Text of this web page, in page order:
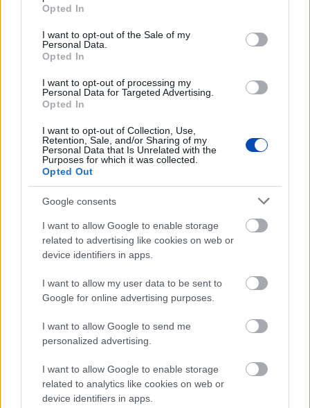
use your data for below specified purposes in below Google
consent section.
Opted In
I want to opt-out of the Sale of my
Personal Data.
Opted In
I want to opt-out of processing my
Personal Data for Targeted Advertising.
Opted In
I want to opt-out of Collection, Use,
Retention, Sale, and/or Sharing of my
Personal Data that Is Unrelated with the
Purposes for which it was collected.
Opted Out
Google consents
I want to allow Google to enable storage
related to advertising like cookies on web or
device identifiers in apps.
I want to allow my user data to be sent to
Google for online advertising purposes.
I want to allow Google to send me
personalized advertising.
I want to allow Google to enable storage
related to analytics like cookies on web or
device identifiers in apps.
2024. január 29.15:30
Mesterséges intelligencia: sokan ismerik, de
nagy a tanácstalanság
Magyarország | Egyre többen ismerik a mesterséges
intelligenciát (AI) és a metaverzumot (virtuális világ), a
felhasználók száma emelkedik – ez derült ki a Deloitte
legfrissebb Digital Consumer Trends kutatásból.